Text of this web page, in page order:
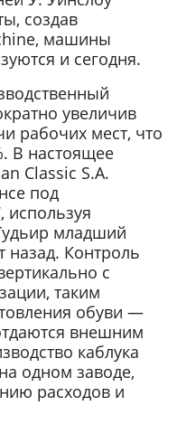
создав
машины
и сегодня.
увеличив
рабочих мест, что
В настоящее
Classic S.A.
под
используя
младший
назад. Контроль
с
таким
обуви —
внешним
каблука
одном заводе,
расходов и